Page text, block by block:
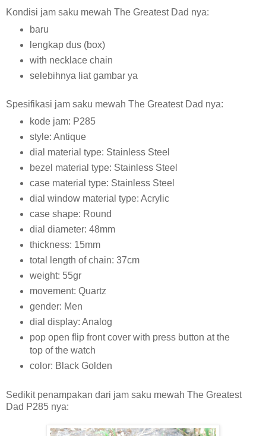
Kondisi jam saku mewah The Greatest Dad nya:
baru
lengkap dus (box)
with necklace chain
selebihnya liat gambar ya
Spesifikasi jam saku mewah The Greatest Dad nya:
kode jam: P285
style: Antique
dial material type: Stainless Steel
bezel material type: Stainless Steel
case material type: Stainless Steel
dial window material type: Acrylic
case shape: Round
dial diameter: 48mm
thickness: 15mm
total length of chain: 37cm
weight: 55gr
movement: Quartz
gender: Men
dial display: Analog
pop open flip front cover with press button at the
top of the watch
color: Black Golden
Sedikit penampakan dari jam saku mewah The Greatest
Dad P285 nya: